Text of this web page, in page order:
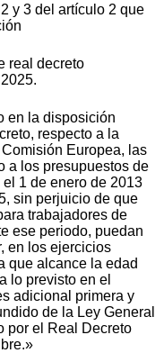
y 3 del artículo 2 que
real decreto
en la disposición
respecto a la
Europea, las
a los presupuestos de
1 de enero de 2013
sin perjuicio de que
trabajadores de
ese periodo, puedan
en los ejercicios
que alcance la edad
lo previsto en el
adicional primera y
de la Ley General
por el Real Decreto